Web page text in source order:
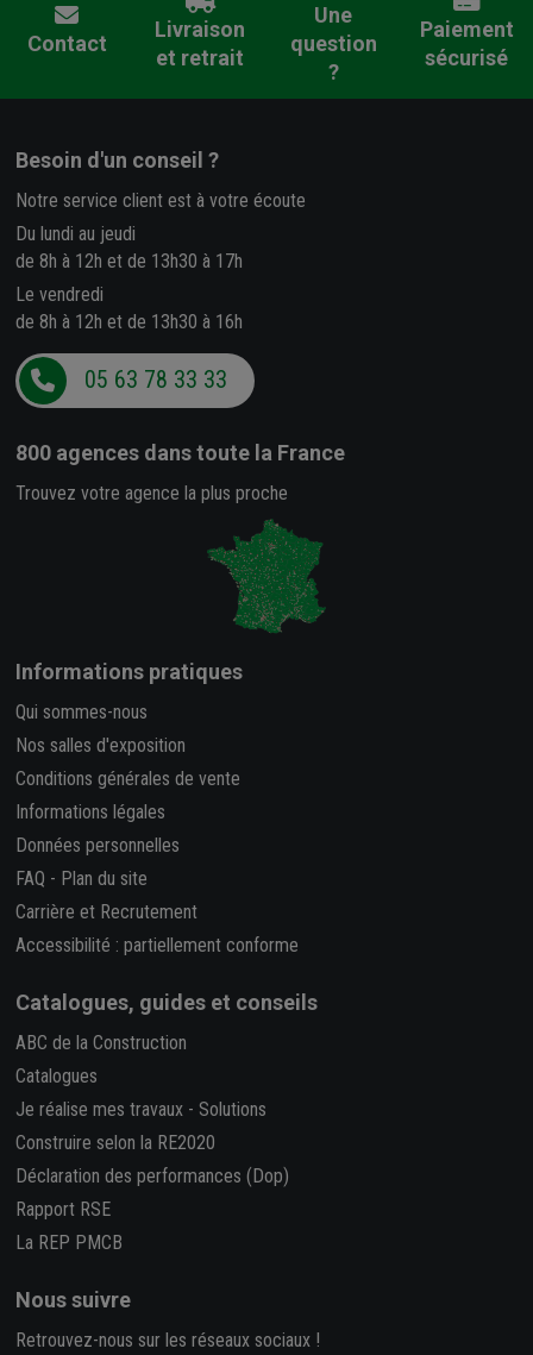
Contact
Livraison
et retrait
Une
question
?
Paiement
sécurisé
Besoin d'un conseil ?
Notre service client est à votre écoute
Du lundi au jeudi
de 8h à 12h et de 13h30 à 17h
Le vendredi
de 8h à 12h et de 13h30 à 16h
05 63 78 33 33
800 agences dans toute la France
Trouvez votre agence la plus proche
Informations pratiques
Qui sommes-nous
Nos salles d'exposition
Conditions générales de vente
Informations légales
Données personnelles
FAQ - Plan du site
Carrière et Recrutement
Accessibilité : partiellement conforme
Catalogues, guides et conseils
ABC de la Construction
Catalogues
Je réalise mes travaux - Solutions
Construire selon la RE2020
Déclaration des performances (Dop)
Rapport RSE
La REP PMCB
Nous suivre
Retrouvez-nous sur les réseaux sociaux !